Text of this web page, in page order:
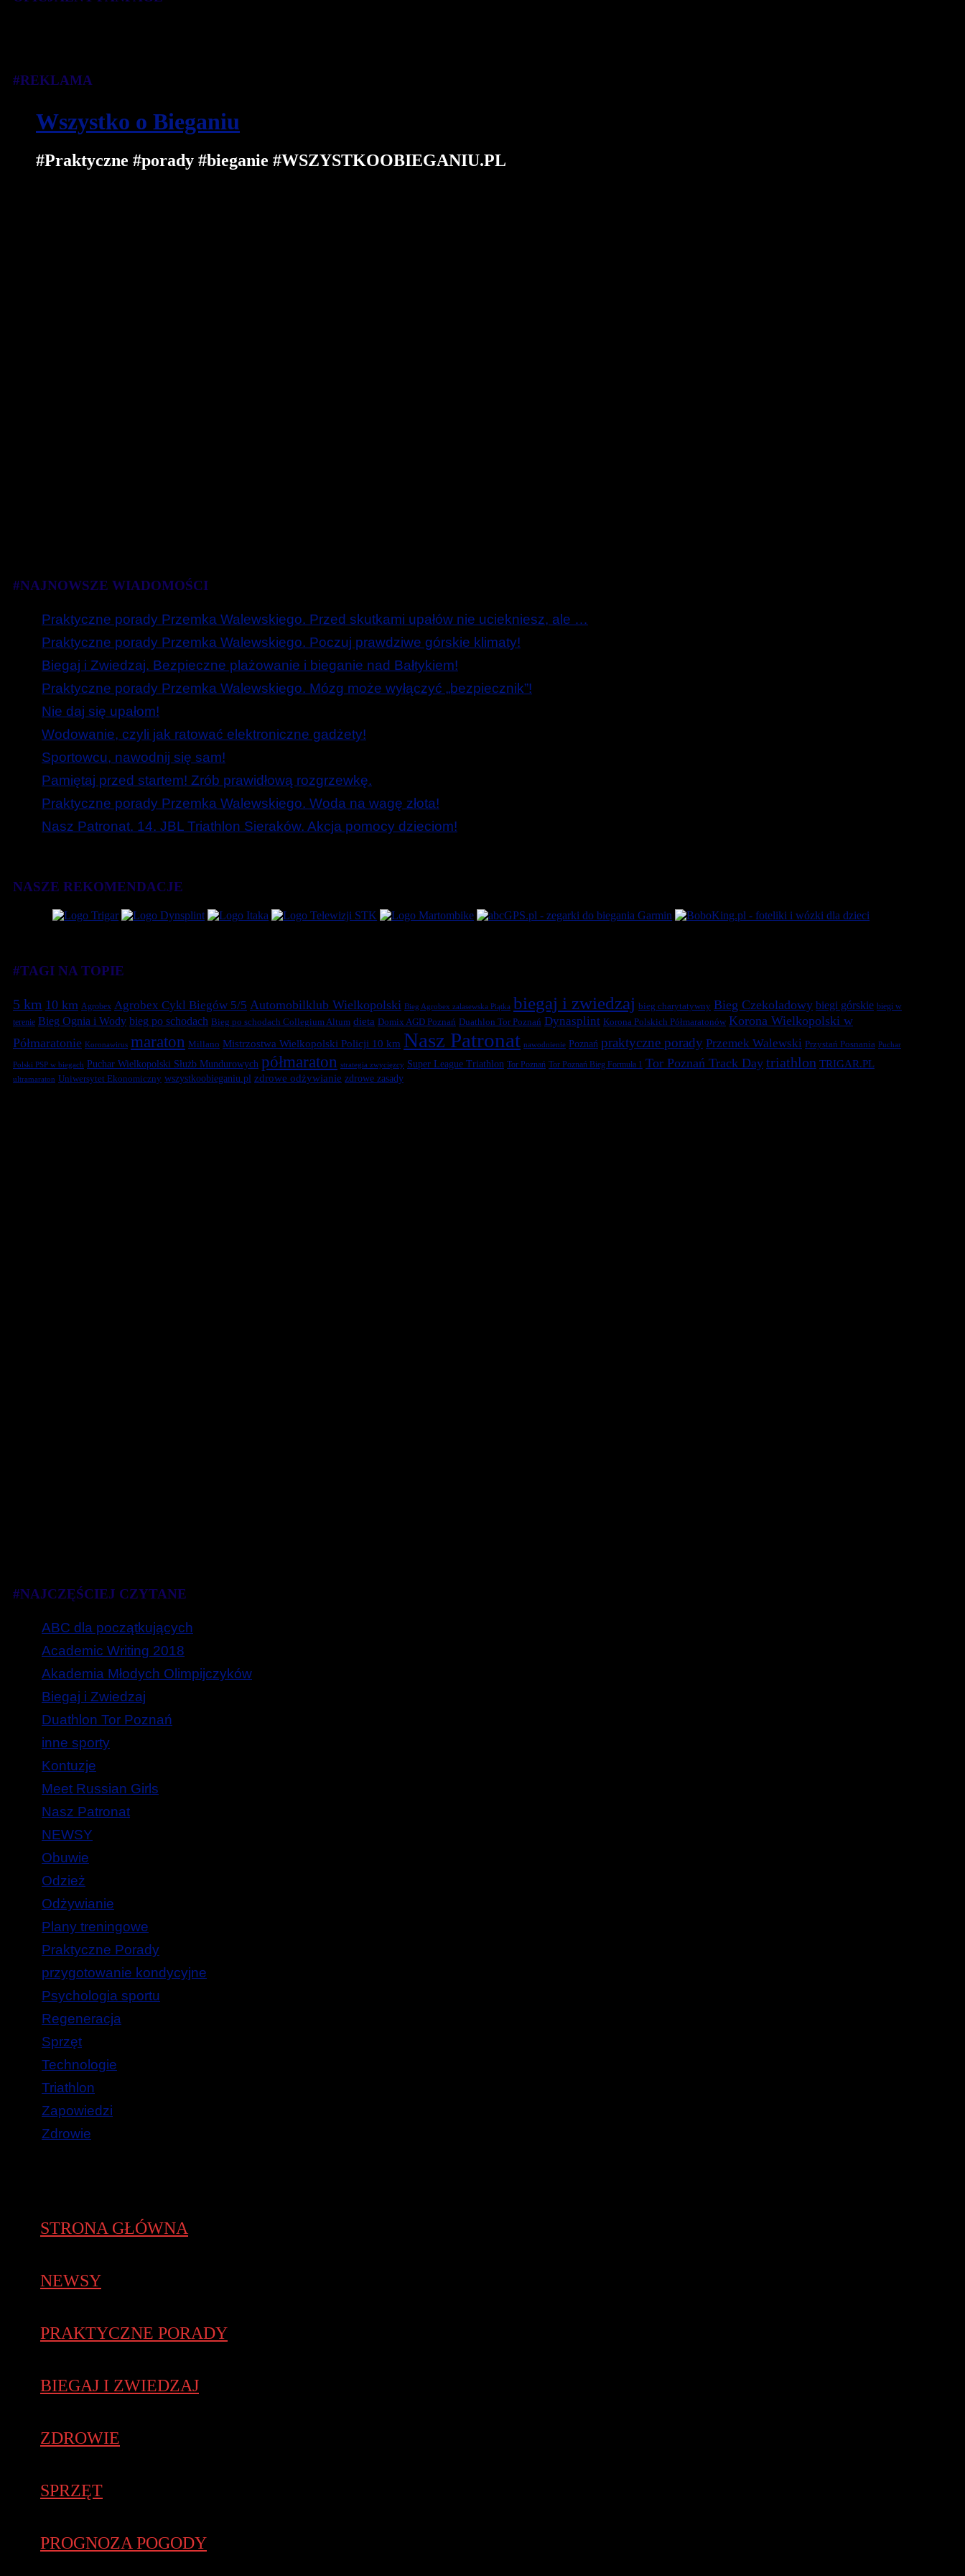
Wszystko o Bieganiu
#Praktyczne #porady #bieganie #WSZYSTKOOBIEGANIU.PL
#REKLAMA
#NAJNOWSZE WIADOMOŚCI
Praktyczne porady Przemka Walewskiego. Przed skutkami upałów nie uciekniesz, ale …
Praktyczne porady Przemka Walewskiego. Poczuj prawdziwe górskie klimaty!
Biegaj i Zwiedzaj. Bezpieczne plażowanie i bieganie nad Bałtykiem!
Praktyczne porady Przemka Walewskiego. Mózg może wyłączyć „bezpiecznik”!
Nie daj się upałom!
Wodowanie, czyli jak ratować elektroniczne gadżety!
Sportowcu, nawodnij się sam!
Pamiętaj przed startem! Zrób prawidłową rozgrzewkę.
Praktyczne porady Przemka Walewskiego. Woda na wagę złota!
Nasz Patronat. 14. JBL Triathlon Sieraków. Akcja pomocy dzieciom!
NASZE REKOMENDACJE
#TAGI NA TOPIE
5 km 10 km Agrobex Agrobex Cykl Biegów 5/5 Automobilklub Wielkopolski Bieg Agrobex zalasewska Piątka biegaj i zwiedzaj bieg charytatywny Bieg Czekoladowy biegi górskie biegi w
terenie Bieg Ognia i Wody bieg po schodach Bieg po schodach Collegium Altum dieta Domix AGD Poznań Duathlon Tor Poznań Dynasplint Korona Polskich Półmaratonów Korona Wielkopolski w
Półmaratonie Koronawirus maraton Millano Mistrzostwa Wielkopolski Policji 10 km Nasz Patronat nawodnienie Poznań praktyczne porady Przemek Walewski Przystań Posnania Puchar
Polski PSP w biegach Puchar Wielkopolski Służb Mundurowych półmaraton strategia zwycięzcy Super League Triathlon Tor Poznań Tor Poznań Bieg Formuła 1 Tor Poznań Track Day triathlon TRIGAR.PL
ultramaraton Uniwersytet Ekonomiczny wszystkoobieganiu.pl zdrowe odżywianie zdrowe zasady
#NAJCZĘŚCIEJ CZYTANE
ABC dla początkujących
Academic Writing 2018
Akademia Młodych Olimpijczyków
Biegaj i Zwiedzaj
Duathlon Tor Poznań
inne sporty
Kontuzje
Meet Russian Girls
Nasz Patronat
NEWSY
Obuwie
Odzież
Odżywianie
Plany treningowe
Praktyczne Porady
przygotowanie kondycyjne
Psychologia sportu
Regeneracja
Sprzęt
Technologie
Triathlon
Zapowiedzi
Zdrowie
STRONA GŁÓWNA
NEWSY
PRAKTYCZNE PORADY
BIEGAJ I ZWIEDZAJ
ZDROWIE
SPRZĘT
PROGNOZA POGODY